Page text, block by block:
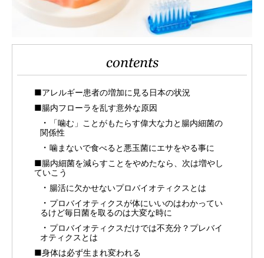
contents
■アレルギー患者の増加に見る日本の状況
■腸内フローラを乱す意外な原因
「噛む」ことがもたらす偉大な力と腸内細菌の
関係性
噛まないで食べると悪玉菌にエサをやる事に
■腸内細菌を減らすことをやめたなら、次は増やし
ていこう
腸活に欠かせないプロバイオティクスとは
プロバイオティクスが体にいいのはわかってい
るけど毎日菌を取るのは大変な時に
プロバイオティクスだけでは不充分？プレバイ
オティクスとは
■身体は必ず生まれ変われる